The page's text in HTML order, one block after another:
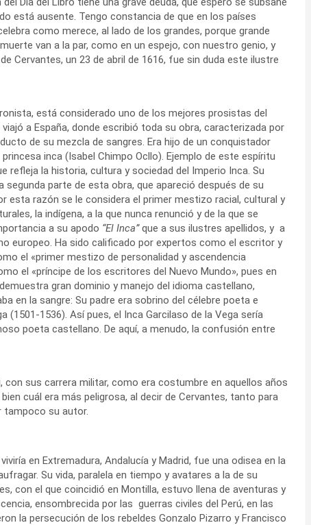
está ausente. Tengo constancia de que en los países
como merece, al lado de los grandes, porque grande
van a la par, como en un espejo, con nuestro genio, y
Cervantes, un 23 de abril de 1616, fue sin duda este ilustre
está considerado uno de los mejores prosistas del
a España, donde escribió toda su obra, caracterizada por
de su mezcla de sangres. Era hijo de un conquistador
inca (Isabel Chimpo Ocllo). Ejemplo de este espíritu
refleja la historia, cultura y sociedad del Imperio Inca. Su
parte de esta obra, que apareció después de su
esta razón se le considera el primer mestizo racial, cultural y
la indígena, a la que nunca renunció y de la que se
a su apodo “El Inca”que a sus ilustres apellidos, y a
europeo. Ha sido calificado por expertos como el escritor y
el «primer mestizo de personalidad y ascendencia
el «príncipe de los escritores del Nuevo Mundo», pues en
gran dominio y manejo del idioma castellano,
en la sangre: Su padre era sobrino del célebre poeta e
1536). Así pues, el Inca Garcilaso de la Vega sería
poeta castellano. De aquí, a menudo, la confusión entre
sus carrera militar, como era costumbre en aquellos años
cuál era más peligrosa, al decir de Cervantes, tanto para
tampoco su autor.
en Extremadura, Andalucía y Madrid, fue una odisea en la
Su vida, paralela en tiempo y avatares a la de su
con el que coincidió en Montilla, estuvo llena de aventuras y
ensombrecida por las guerras civiles del Perú, en las
la persecución de los rebeldes Gonzalo Pizarro y Francisco